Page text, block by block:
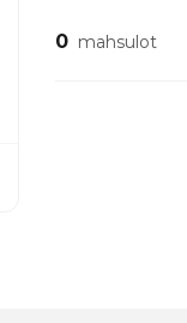
0 mahsulot